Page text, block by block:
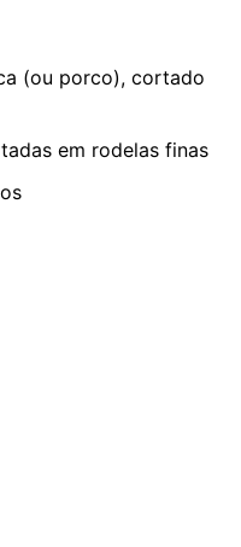
(ou porco), cortado
em rodelas finas